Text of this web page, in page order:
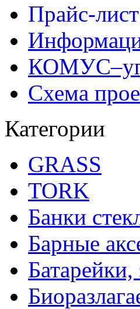
Прайс-лист
Схема
Категории
GRASS
TORK
Банки
Барные
Батарейки,